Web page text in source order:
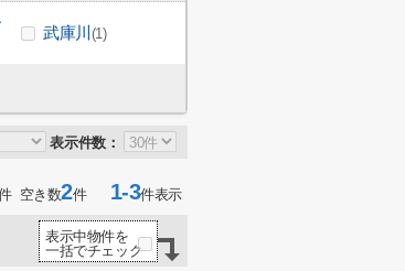
武庫川 (1)
表示件数：
空き数2件1-3件表示
表示中物件を
一括でチェック